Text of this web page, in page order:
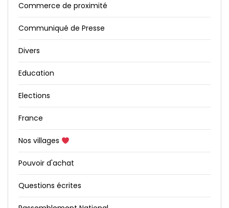
Commerce de proximité
Communiqué de Presse
Divers
Education
Elections
France
Nos villages
Pouvoir d'achat
Questions écrites